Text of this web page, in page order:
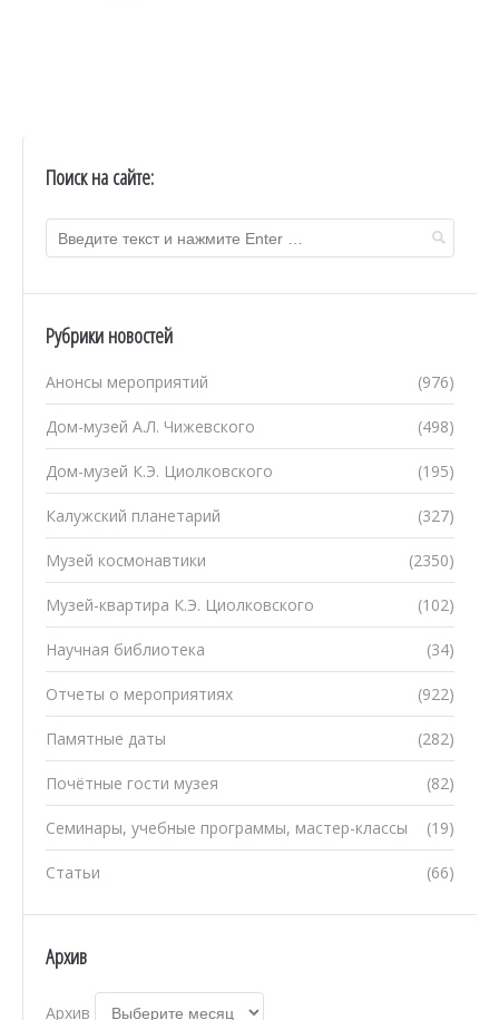
Поиск на сайте:
Рубрики новостей
(976)
Анонсы мероприятий
(498)
Дом-музей А.Л. Чижевского
(195)
Дом-музей К.Э. Циолковского
(327)
Калужский планетарий
(2350)
Музей космонавтики
(102)
Музей-квартира К.Э. Циолковского
(34)
Научная библиотека
(922)
Отчеты о мероприятиях
(282)
Памятные даты
(82)
Почётные гости музея
(19)
Семинары, учебные программы, мастер-классы
(66)
Статьи
Архив
Архив